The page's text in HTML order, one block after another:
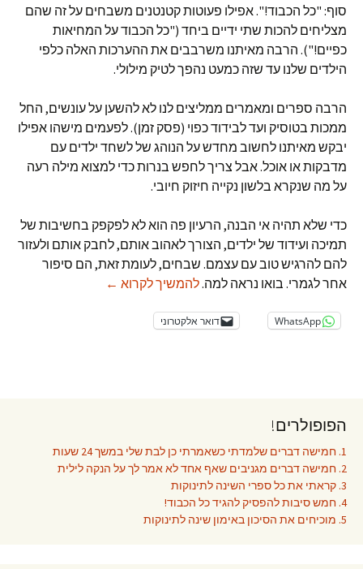
סוף: "כל הכבוד!". אפילו פעוטות קטנטנים משבחים על זה שהם
מצליחים להכות שתי ידיים ביחד ("כל הכבוד על המחיאות
כפיים!"). הרבה מאיתנו משרבבים את ההערכות האלה כלפי
הילדים שלנו עד שזה כמעט נהפך לטיק מילולי.
הרבה ספרים ומאמרים ממליצים לנו לא להשען על עונשים, החל
ממכות בטוסיק ועד לבידוד כפוי (פסק זמן). לפעמים מישהו אפילו
יבקש מאיתנו לחשוב מחדש על הנוהג של לשחד ילדים עם
מדבקות או אוכל. אבל צריך לחפש בנרות כדי למצוא מילה רעה
על מה שנקרא בלשון נקייה חיזוק חיובי.
כדי שלא תהיה אי הבנה, הרעיון פה הוא לא לפקפק בחשיבות של
תמיכה ועידוד של ילדים, הצורך לאהוב אותם, לחבק אותם ולעזור
להם להרגיש טוב עם עצמם. שבחים, לעומת זאת, הם סיפור
אחר לגמרי. בואו נראה למה.להמשיך לקרוא חמש סיבות להפסיק
←
WhatsApp דואר אלקטרוני
הפופולרים!
1. חמישה דברים שלמדתי כשאמרתי כן לבת שלי במשך 24 שעות
2. חמישה דברים מגניבים שאף אחד לא אמר לך על הנקה לילית
3. קראתי את כל ספרי השינה לתינוקות
4. חמש סיבות להפסיק להגיד כל הכבוד!
5. מוכיחים את הסיכון באימון שינה לתינוקות